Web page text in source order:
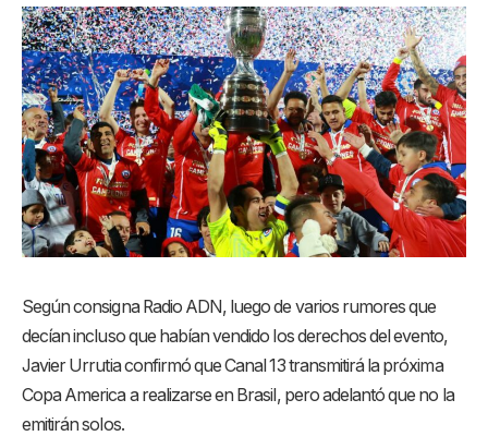
Según consigna Radio ADN, luego de varios rumores que
decían incluso que habían vendido los derechos del evento,
Javier Urrutia confirmó que Canal 13 transmitirá la próxima
Copa America a realizarse en Brasil, pero adelantó que no la
emitirán solos.